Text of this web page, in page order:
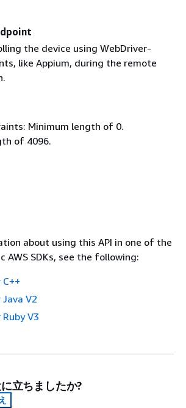
the device using WebDriver-
like Appium, during the remote
Minimum length of 0.
of 4096.
about using this API in one of the
AWS SDKs, see the following:
Java V2
V3
立ちましたか?